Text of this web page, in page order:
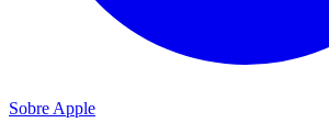
Sobre Apple